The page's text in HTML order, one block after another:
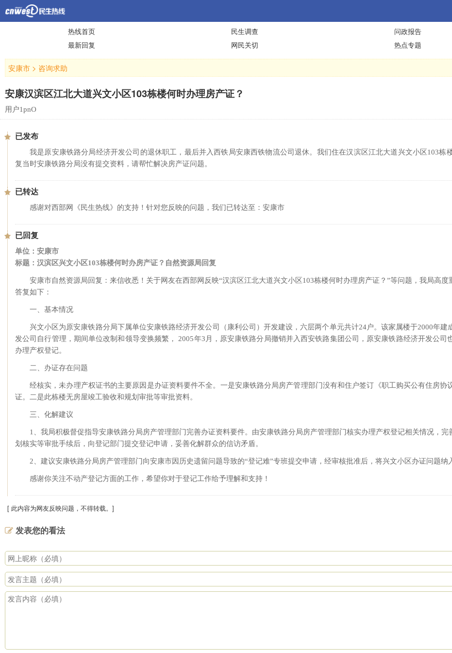
热线首页 民生调查 问政报告
最新回复
网民关切 热点专题
安康市 > 咨询求助
安康汉滨区江北大道兴文小区103栋楼何时办理房产证？
用户1pnO
已发布
我是原安康铁路分局经济开发公司的退休职工，最后并入西铁局安康西铁物流公司退休。我们住在汉滨区江北大道兴文小区103栋
复当时安康铁路分局没有提交资料，请帮忙解决房产证问题。
已转达
感谢对西部网《民生热线》的支持！针对您反映的问题，我们已转达至：安康市
已回复
单位：安康市
标题：汉滨区兴文小区103栋楼何时办房产证？自然资源局回复
安康市自然资源局回复：来信收悉！关于网友在西部网反映“汉滨区江北大道兴文小区103栋楼何时办理房产证？”等问题，我局高
答复如下：
一、基本情况
兴文小区为原安康铁路分局下属单位安康铁路经济开发公司（康利公司）开发建设，六层两个单元共计24户。该家属楼于2000年
发公司自行管理，期间单位改制和领导变换频繁， 2005年3月，原安康铁路分局撤销并入西安铁路集团公司，原安康铁路经济开发公
办理产权登记。
二、办证存在问题
经核实，未办理产权证书的主要原因是办证资料要件不全。一是安康铁路分局房产管理部门没有和住户签订《职工购买公有住房
证。二是此栋楼无房屋竣工验收和规划审批等审批资料。
三、化解建议
1、我局积极督促指导安康铁路分局房产管理部门完善办证资料要件。由安康铁路分局房产管理部门核实办理产权登记相关情况，
划核实等审批手续后，向登记部门提交登记申请，妥善化解群众的信访矛盾。
2、建议安康铁路分局房产管理部门向安康市因历史遗留问题导致的“登记难”专班提交申请，经审核批准后，将兴文小区办证问题纳
感谢你关注不动产登记方面的工作，希望你对于登记工作给予理解和支持！
[ 此内容为网友反映问题，不得转载。]
发表您的看法